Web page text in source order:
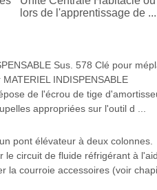
lors de l'apprentissage de ...
Sus. 578 Clé pour
INDISPENSABLE
de l'écrou de tige
appropriées sur l'outil d ...
pont élévateur à deux colonnes.
le circuit de fluide réfrigérant à
la courroie accessoires (voir